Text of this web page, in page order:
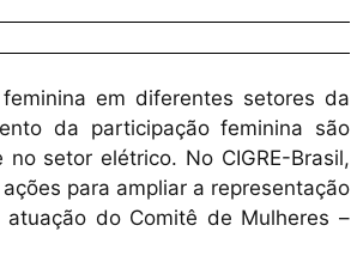
em diferentes setores da
da participação feminina são
setor elétrico. No CIGRE-Brasil,
para ampliar a representação
do Comitê de Mulheres –